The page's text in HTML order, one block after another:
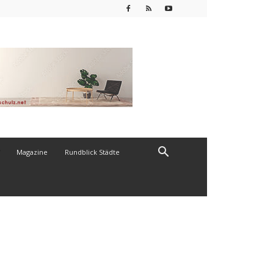
Magazine Rundblick Städte